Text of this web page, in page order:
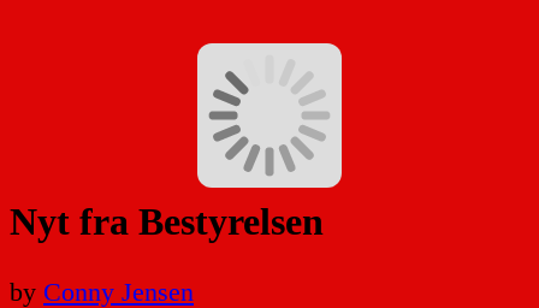
Nyt fra Bestyrelsen
by Conny Jensen